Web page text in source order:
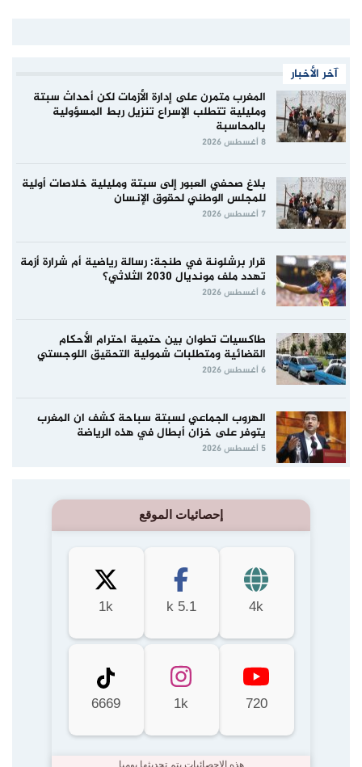
آخر الأخبار
المغرب متمرن على إدارة الأزمات لكن أحداث سبتة
ومليلية تتطلب الإسراع تنزيل ربط المسؤولية
بالمحاسبة
8 أغسطس 2026
بلاغ صحفي العبور إلى سبتة ومليلية خلاصات أولية
للمجلس الوطني لحقوق الإنسان
7 أغسطس 2026
قرار برشلونة في طنجة: رسالة رياضية أم شرارة أزمة
تهدد ملف مونديال 2030 الثلاثي؟
6 أغسطس 2026
طاكسيات تطوان بين حتمية احترام الأحكام
القضائية ومتطلبات شمولية التحقيق اللوجستي
6 أغسطس 2026
الهروب الجماعي لسبتة سباحة كشف ان المغرب
يتوفر على خزان أبطال في هذه الرياضة
5 أغسطس 2026
إحصائيات الموقع
4k
5.1 k
1k
720
1k
6669
هذه الإحصائيات يتم تحديثها يوميا